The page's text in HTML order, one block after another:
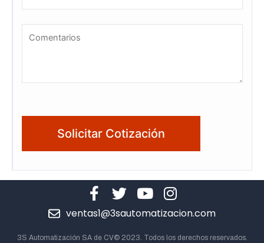
ventas1@3sautomatizacion.com
3S Automatización SA de CV© 2023. Todos los derechos reservados.